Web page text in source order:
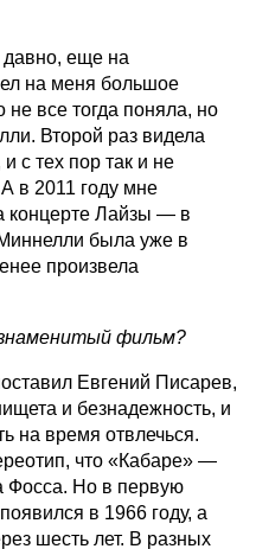
еще на
на меня большое
все тогда поняла, но
Второй раз видела
с тех пор так и не
в 2011 году мне
концерте Лайзы — в
была уже в
произвела
фильм?
Евгений Писарев,
и безнадежность, и
на время отвлечься.
что «Кабаре» —
Фосса. Но в первую
в 1966 году, а
шесть лет. В разных